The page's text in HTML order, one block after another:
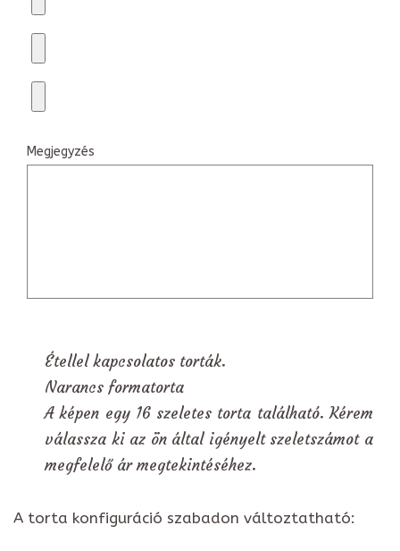
Megjegyzés
Étellel kapcsolatos torták.
Narancs formatorta
A képen egy 16 szeletes torta található. Kérem
válassza ki az ön által igényelt szeletszámot a
megfelelő ár megtekintéséhez.
A torta konfiguráció szabadon változtatható: